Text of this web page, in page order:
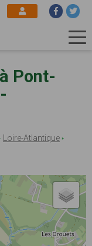
Pont-
Loire-Atlantique